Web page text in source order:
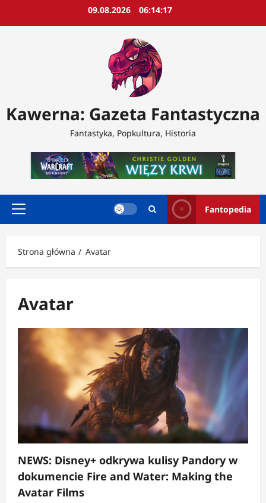
09.08.2026 06:14:19
Kawerna: Gazeta Fantastyczna
Fantastyka, Popkultura, Historia
Menu
Fantopedia
Strona główna Avatar
Avatar
NEWS: Disney+ odkrywa kulisy Pandory w
dokumencie Fire and Water: Making the
Avatar Films